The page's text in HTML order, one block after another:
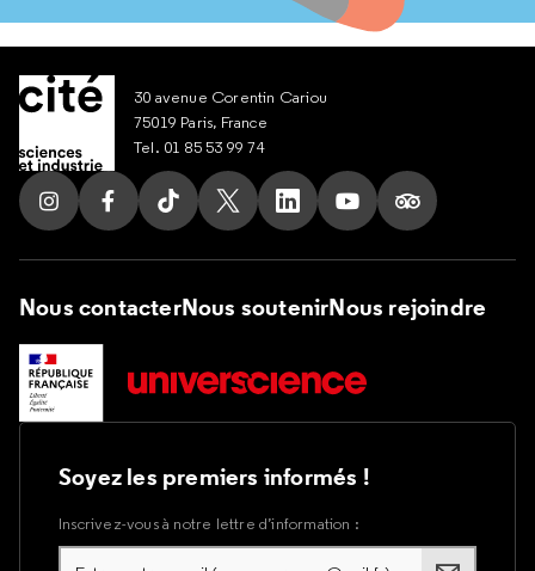
30 avenue Corentin Cariou
75019 Paris, France
Tel. 01 85 53 99 74
Suivez nous sur Instagram
Suivez nous sur Facebook
Suivez nous sur Tik Tok
Suivez nous sur X
Suivez nous sur LinkedIn
Suivez nous sur
Suivez nous
Nous contacterNous soutenirNous rejoindre
Soyez les premiers informés !
Inscrivez-vous à notre lettre d’information :